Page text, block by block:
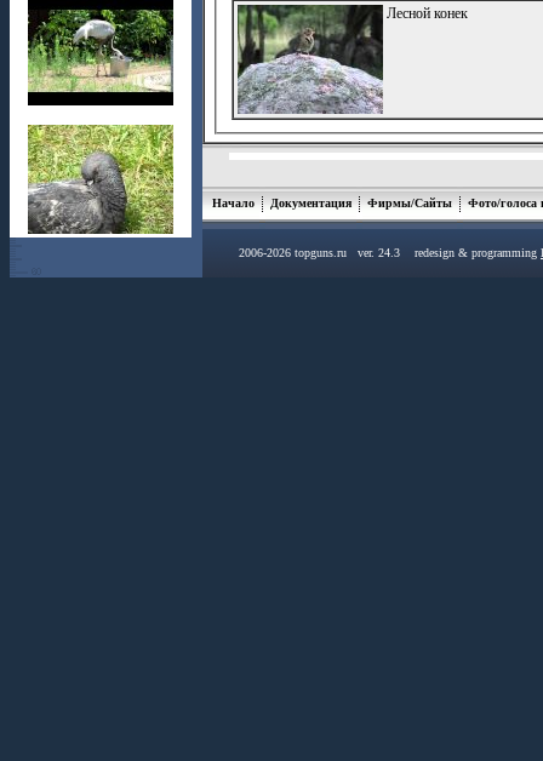
Лесной конек
Начало Документация Фирмы/Сайты Фото/голоса
2006-2026 topguns.ru ver. 24.3 redesign & programming